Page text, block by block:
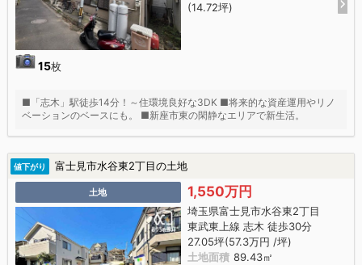
15枚
(14.72坪)
■「志木」駅徒歩14分！～住環境良好な3DK ■将来的な資産運用やリノ
ベーションのベースにも。 ■新座市東の閑静なエリアで新生活。
値下がり 富士見市水谷東2丁目の土地
土地 1,550万円
埼玉県富士見市水谷東2丁目
東武東上線 志木 徒歩30分
27.05坪(57.3万円 /坪)
土地面積 89.43㎡